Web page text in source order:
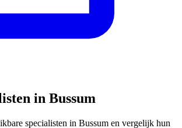
in Bussum
specialisten in Bussum en vergelijk hun